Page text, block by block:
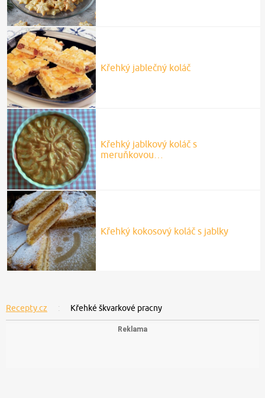
Křehký jablečný koláč
Křehký jablkový koláč s
meruňkovou…
Křehký kokosový koláč s jablky
Recepty.cz Křehké škvarkové pracny